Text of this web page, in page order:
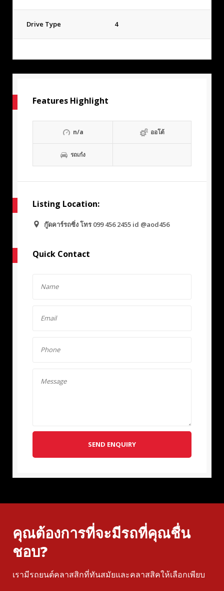
Drive Type 4
Features Highlight
n/a ออโต้
รถเก๋ง
Listing Location:
กู๊ดคาร์รถซิ่ง โทร 099 456 2455 id @aod456
Quick Contact
SEND ENQUIRY
คุณต้องการที่จะมีรถที่คุณชื่น
ชอบ?
เรามีรถยนต์คลาสสิกที่ทันสมัยและคลาสสิคให้เลือกเพียบ